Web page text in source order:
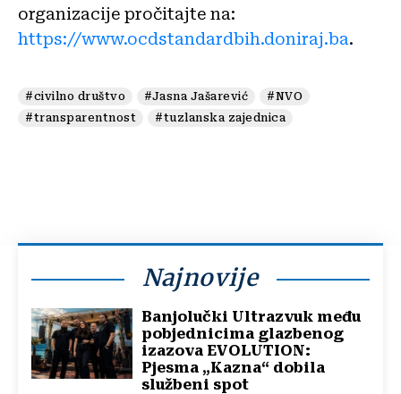
organizacije pročitajte na:
https://www.ocdstandardbih.doniraj.ba.
#civilno društvo #Jasna Jašarević
#NVO
#transparentnost
#tuzlanska zajednica
Najnovije
Banjolučki Ultrazvuk među
pobjednicima glazbenog
izazova EVOLUTION:
Pjesma „Kazna“ dobila
službeni spot